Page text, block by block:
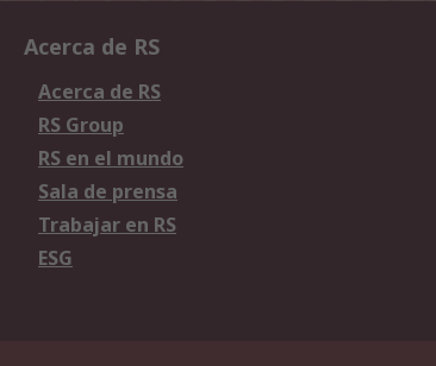
Acerca de RS
Acerca de RS
RS Group
RS en el mundo
Sala de prensa
Trabajar en RS
ESG